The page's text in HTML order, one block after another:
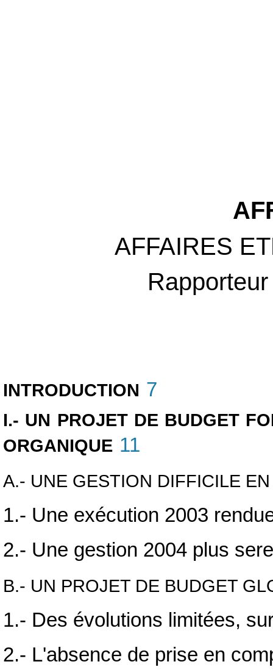
AFFAIRES
INTRODUCTION 7
I.- UN PROJET DE BUDGET
ORGANIQUE 11
A.- UNE GESTION DIFFICILE
1.- Une exécution 2003
2.- Une gestion 2004 plus
B.- UN PROJET DE BUDGET
1.- Des évolutions limitées,
2.- L'absence de prise en